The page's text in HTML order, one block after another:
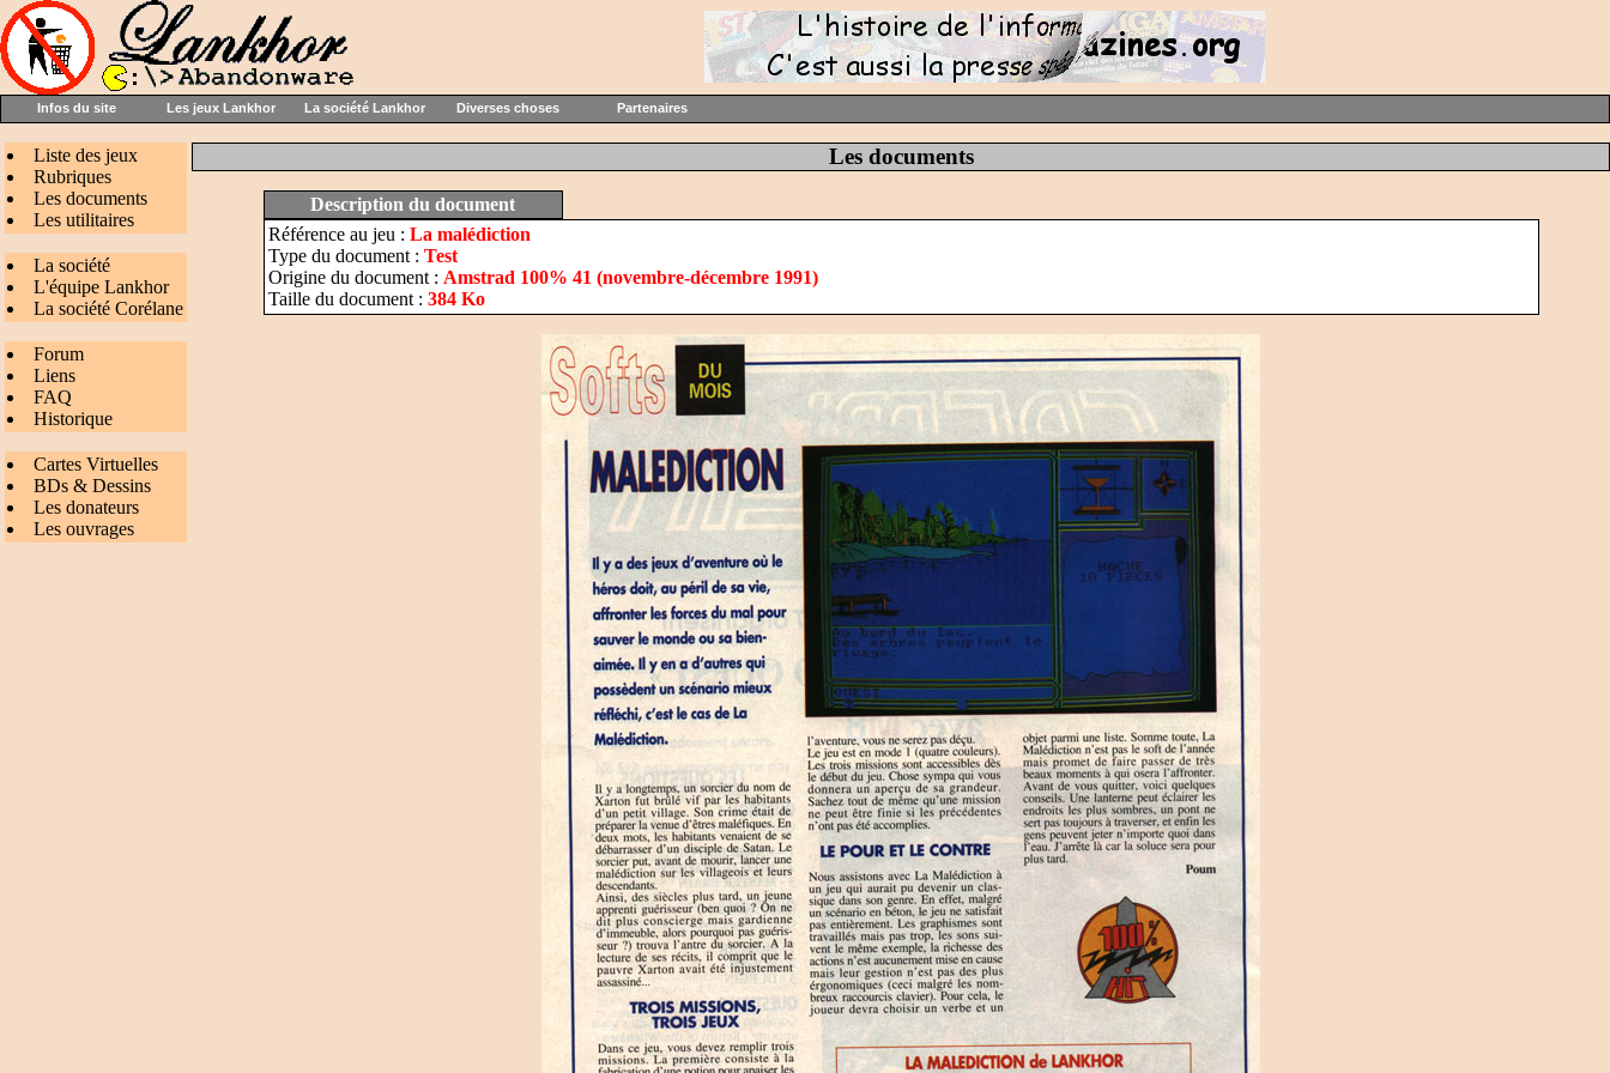
Infos du site Les jeux Lankhor La société Lankhor Diverses choses Partenaires
Liste des jeux
Rubriques
Les documents
Les utilitaires
La société
L'équipe Lankhor
La société Corélane
Forum
Liens
FAQ
Historique
Cartes Virtuelles
BDs & Dessins
Les donateurs
Les ouvrages
Les documents
Description du document
Référence au jeu : La malédiction
Type du document : Test
Origine du document : Amstrad 100% 41 (novembre-décembre 1991)
Taille du document : 384 Ko